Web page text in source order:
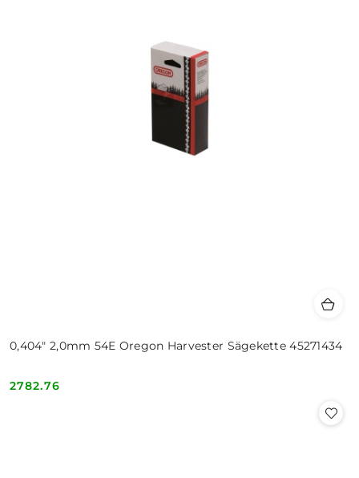
0,404" 2,0mm 54E Oregon Harvester Sägekette 45271434
Cena:
2782.76